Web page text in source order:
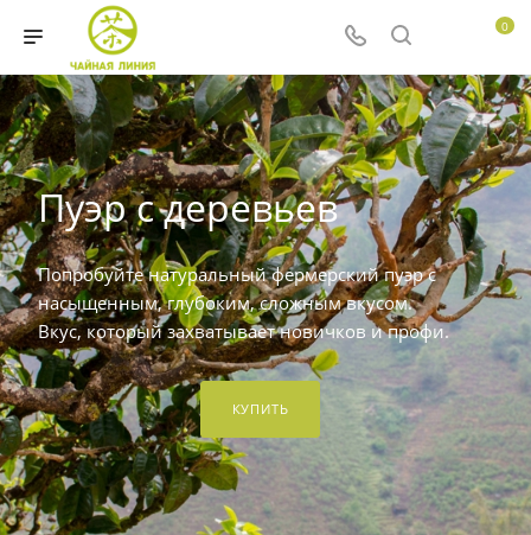
0
Пуэр с деревьев
Попробуйте натуральный фермерский пуэр с
насыщенным, глубоким, сложным вкусом.
Вкус, который захватывает новичков и профи.
КУПИТЬ